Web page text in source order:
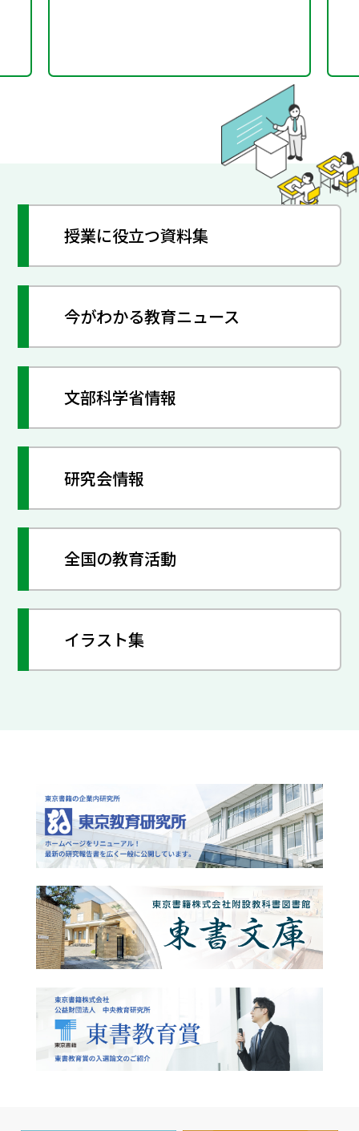
授業に役立つ資料集
今がわかる教育ニュース
文部科学省情報
研究会情報
全国の教育活動
イラスト集